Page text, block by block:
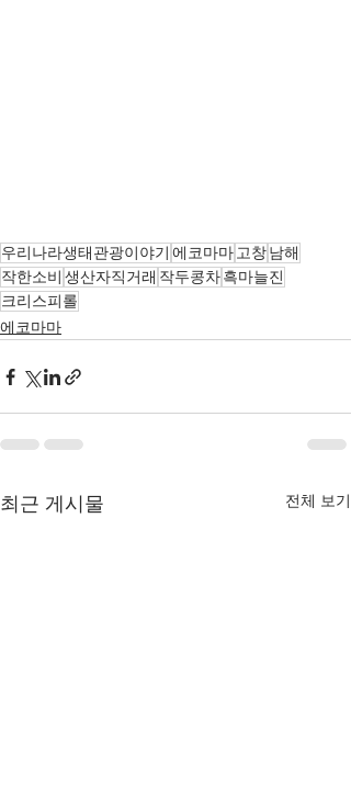
우리나라생태관광이야기 에코마마 고창남해
작한소비 생산자직거래 작두콩차흑마늘진
크리스피롤
에코마마
최근 게시물 전체 보기